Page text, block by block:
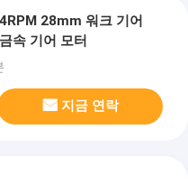
28mm 워크 기어
속 기어 모터
지금 연락